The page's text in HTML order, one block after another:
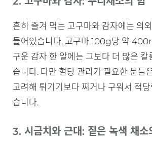
흔히 즐겨 먹는 고구마와 감자에는 의
들어있습니다. 고구마 100g당 약
구운 감자 한 알에는 그보다 더 많은 칼
습니다. 다만 혈당 관리가 필요한 분들
고려해 튀기기보다 찌거나 구워서 적
습니다.
3. 시금치와 근대: 짙은 녹색 채소